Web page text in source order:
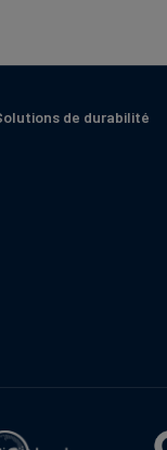
de durabilité